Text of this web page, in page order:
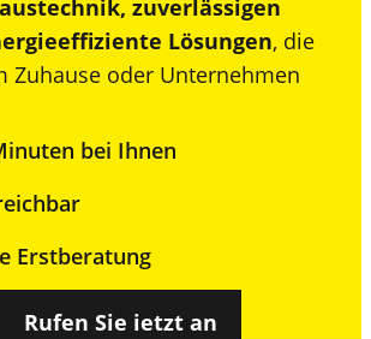
zuverlässigen
Lösungen, die
Zuhause oder Unternehmen
bei Ihnen
Erstberatung
Rufen Sie jetzt an